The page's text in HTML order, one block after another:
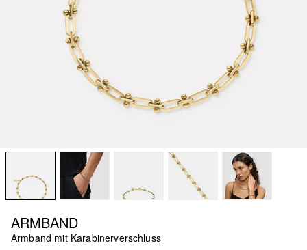
ARMBAND
Armband mit Karabinerverschluss